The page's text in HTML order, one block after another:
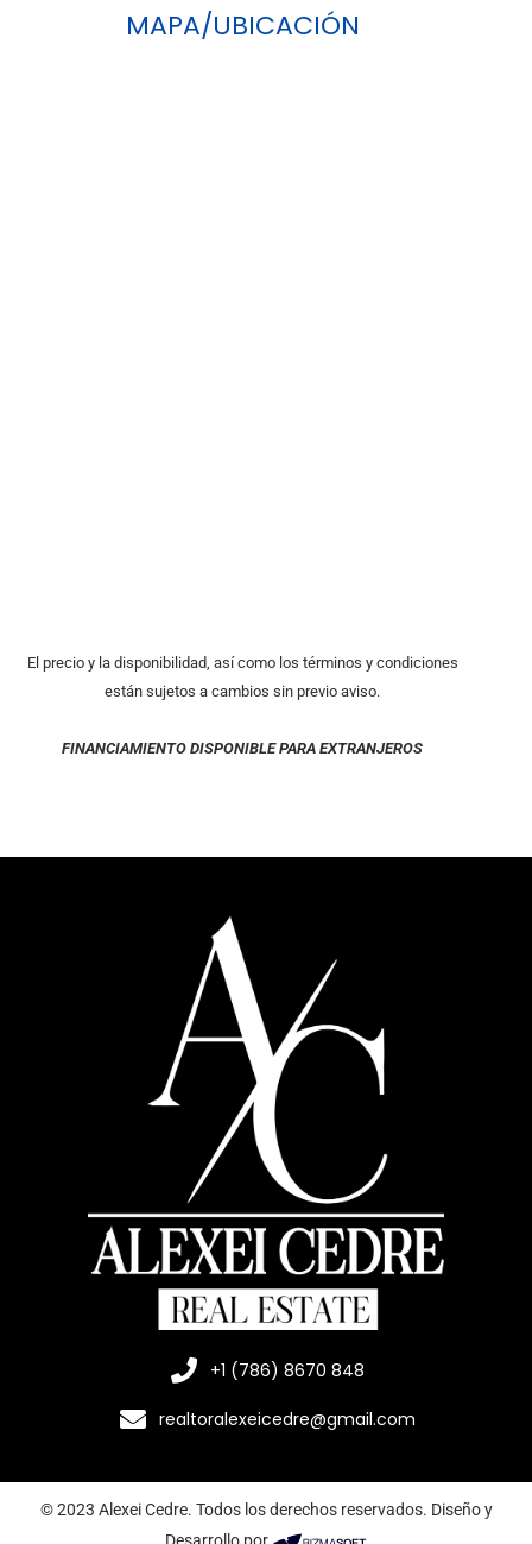
MAPA/UBICACIÓN
El precio y la disponibilidad, así como los términos y condiciones
están sujetos a cambios sin previo aviso.
FINANCIAMIENTO DISPONIBLE PARA EXTRANJEROS
+1 (786) 8670 848
realtoralexeicedre@gmail.com
© 2023 Alexei Cedre. Todos los derechos reservados. Diseño y
Desarrollo por